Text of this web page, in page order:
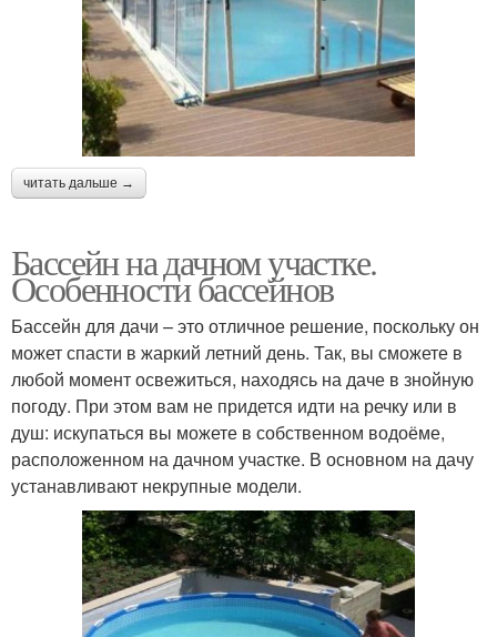
читать дальше →
Бассейн на дачном участке.
Особенности бассейнов
Бассейн для дачи – это отличное решение, поскольку он
может спасти в жаркий летний день. Так, вы сможете в
любой момент освежиться, находясь на даче в знойную
погоду. При этом вам не придется идти на речку или в
душ: искупаться вы можете в собственном водоёме,
расположенном на дачном участке. В основном на дачу
устанавливают некрупные модели.